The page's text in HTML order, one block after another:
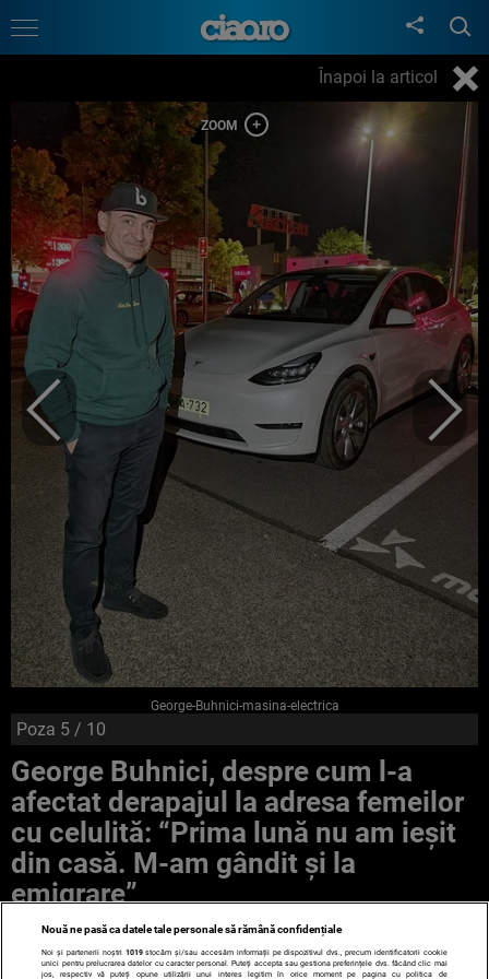
Înapoi la articol
George-Buhnici-masina-electrica
Poza 5 / 10
George Buhnici, despre cum l-a
afectat derapajul la adresa femeilor
cu celulită: “Prima lună nu am ieșit
din casă. M-am gândit și la
emigrare”
Nouă ne pasă ca datele tale personale să rămână confidențiale
Noi și partenerii noștri 1019stocăm și/sau accesăm informații pe dispozitivul dvs., precum identificatorii cookie
unici pentru prelucrarea datelor cu caracter personal. Puteți accepta sau gestiona preferințele dvs. făcând clic mai
jos, respectiv vă puteți opune utilizării unui interes legitim în orice moment pe pagina cu politica de